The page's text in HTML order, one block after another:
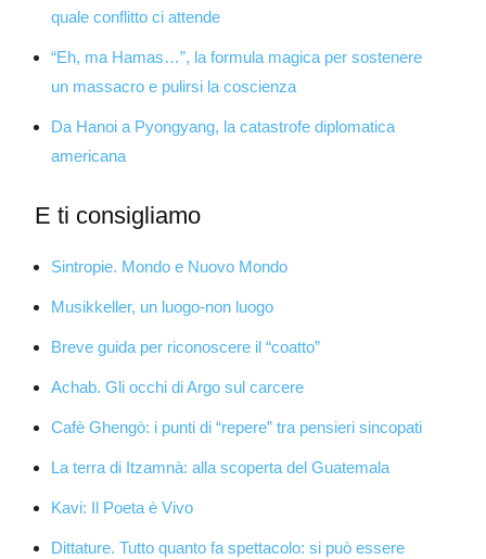
quale conflitto ci attende
“Eh, ma Hamas…”, la formula magica per sostenere
un massacro e pulirsi la coscienza
Da Hanoi a Pyongyang, la catastrofe diplomatica
americana
E ti consigliamo
Sintropie. Mondo e Nuovo Mondo
Musikkeller, un luogo-non luogo
Breve guida per riconoscere il “coatto”
Achab. Gli occhi di Argo sul carcere
Cafè Ghengò: i punti di “repere” tra pensieri sincopati
La terra di Itzamnà: alla scoperta del Guatemala
Kavi: Il Poeta è Vivo
Dittature. Tutto quanto fa spettacolo: si può essere